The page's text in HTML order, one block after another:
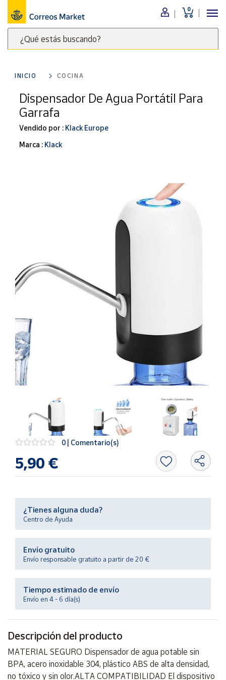
0
¿Qué estás buscando?
clave
para
buscar
productos
Correos
Menú
Nuestro
catálogo
Alimentación
Bebidas
Ocio y cultura
Juguetes y
Para Canarias,
Ceuta y Melilla
populares
Bono
Cultural
Nuestros
vendedores
novedades
de Correos
Market
Productos
Solidarios
Ayuda
Contacto
Mapa de
vendedores
Hazte
Área
vendedor
INICIO COCINA
Dispensador De Agua Portátil Para
Garrafa
Vendido por : Klack Europe
Marca : Klack
0 | Comentario(s)
5,90 €
¿Tienes alguna duda?
Centro de Ayuda
Envío gratuito
Envío responsable gratuito a partir de 20 €
Tiempo estimado de envío
Envío en 4 - 6 día(s)
Descripción del producto
MATERIAL SEGURO Dispensador de agua potable sin
BPA, acero inoxidable 304, plástico ABS de alta densidad,
no tóxico y sin olor.ALTA COMPATIBILIDAD El dispositivo